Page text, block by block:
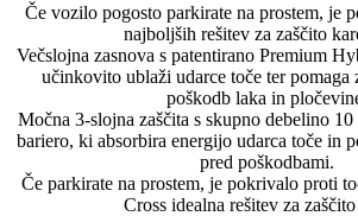
Če vozilo pogosto parkirate na prostem, je
najboljših rešitev za zaščito
Večslojna zasnova s patentirano Premium
učinkovito ublaži udarce toče ter pomaga
poškodb laka in
Močna 3-slojna zaščita s skupno debelino
bariero, ki absorbira energijo udarca toče in
pred poškodbami.
Če parkirate na prostem, je pokrivalo proti
Cross idealna rešitev za